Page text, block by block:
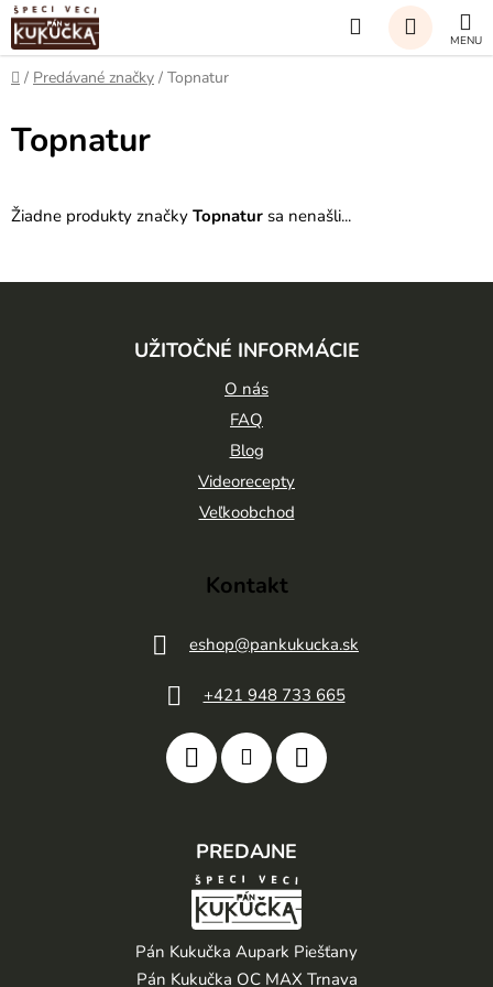
Prejsť
na
obsah
Hľadať
Domov
/ Predávané značky / Topnatur
Topnatur
Žiadne produkty značky Topnatur sa nenašli...
UŽITOČNÉ INFORMÁCIE
O nás
FAQ
Blog
Videorecepty
Veľkoobchod
Kontakt
eshop@pankukucka.sk
+421 948 733 665
PREDAJNE
Pán Kukučka Aupark Piešťany
Pán Kukučka OC MAX Trnava